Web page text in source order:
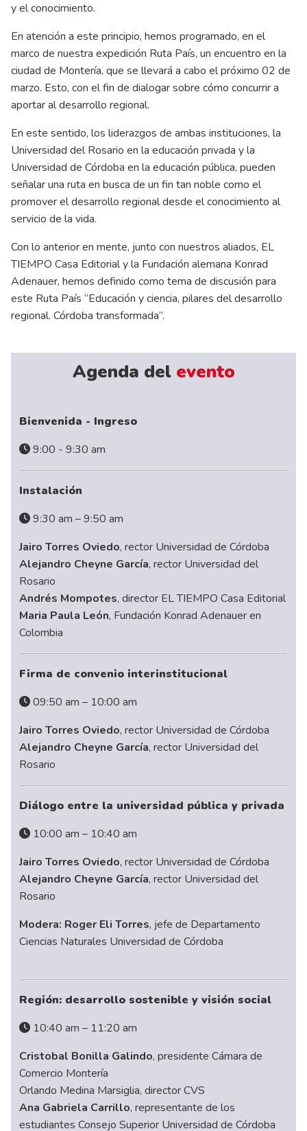
y el conocimiento.
En atención a este principio, hemos programado, en el
marco de nuestra expedición Ruta País, un encuentro en la
ciudad de Montería, que se llevará a cabo el próximo 02 de
marzo. Esto, con el fin de dialogar sobre cómo concurrir a
aportar al desarrollo regional.
En este sentido, los liderazgos de ambas instituciones, la
Universidad del Rosario en la educación privada y la
Universidad de Córdoba en la educación pública, pueden
señalar una ruta en busca de un fin tan noble como el
promover el desarrollo regional desde el conocimiento al
servicio de la vida.
Con lo anterior en mente, junto con nuestros aliados, EL
TIEMPO Casa Editorial y la Fundación alemana Konrad
Adenauer, hemos definido como tema de discusión para
este Ruta País “Educación y ciencia, pilares del desarrollo
regional. Córdoba transformada”.
Agenda del evento
Bienvenida - Ingreso
9:00 - 9:30 am
Instalación
9:30 am – 9:50 am
Jairo Torres Oviedo, rector Universidad de Córdoba
Alejandro Cheyne García, rector Universidad del
Rosario
Andrés Mompotes, director EL TIEMPO Casa Editorial
Maria Paula León, Fundación Konrad Adenauer en
Colombia
Firma de convenio interinstitucional
09:50 am – 10:00 am
Jairo Torres Oviedo, rector Universidad de Córdoba
Alejandro Cheyne García, rector Universidad del
Rosario
Diálogo entre la universidad pública y privada
10:00 am – 10:40 am
Jairo Torres Oviedo, rector Universidad de Córdoba
Alejandro Cheyne García, rector Universidad del
Rosario
Modera: Roger Eli Torres, jefe de Departamento
Ciencias Naturales Universidad de Córdoba
Región: desarrollo sostenible y visión social
10:40 am – 11:20 am
Cristobal Bonilla Galindo, presidente Cámara de
Comercio Montería
Orlando Medina Marsiglia, director CVS
Ana Gabriela Carrillo, representante de los
estudiantes Consejo Superior Universidad de Córdoba